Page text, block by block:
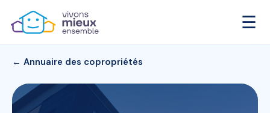
☰
← Annuaire des copropriétés